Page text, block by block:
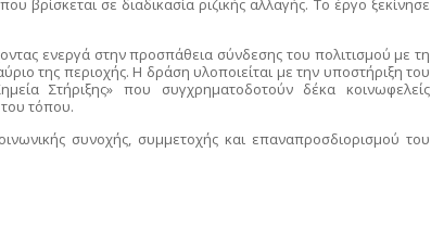
βρίσκεται σε διαδικασία ριζικής αλλαγής. Το έργο ξεκίνησε
ενεργά στην προσπάθεια σύνδεσης του πολιτισμού με τη
της περιοχής. Η δράση υλοποιείται με την υποστήριξη του
Στήριξης» που συγχρηματοδοτούν δέκα κοινωφελείς
τόπου.
συνοχής, συμμετοχής και επαναπροσδιορισμού του